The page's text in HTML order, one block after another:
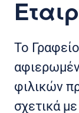
Το
φιλικών
σχετικά